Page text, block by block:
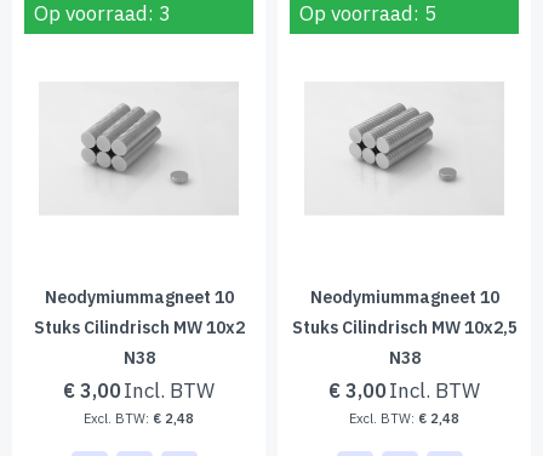
Op voorraad: 3
Neodymiummagneet 10
Stuks Cilindrisch MW 10x2
N38
€ 3,00
€ 2,48
Op voorraad: 5
Neodymiummagneet 10
Stuks Cilindrisch MW 10x2,5
N38
€ 3,00
€ 2,48